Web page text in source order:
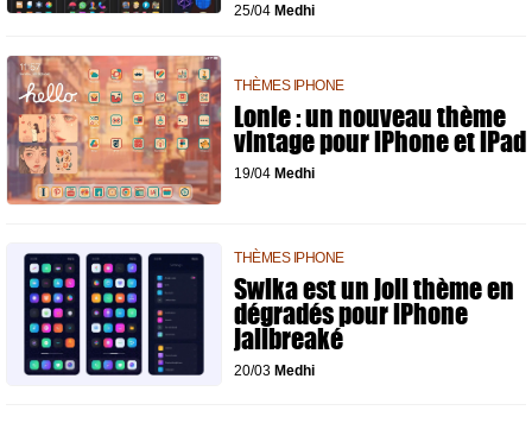
25/04 Medhi
THÈMES IPHONE
Lonie : un nouveau thème
vintage pour iPhone et iPad
19/04 Medhi
THÈMES IPHONE
Swika est un joli thème en
dégradés pour iPhone
jailbreaké
20/03 Medhi